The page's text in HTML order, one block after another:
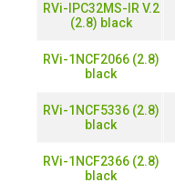
RVi-IPC32MS-IR V.2
(2.8) black
RVi-1NCF2066 (2.8)
black
RVi-1NCF5336 (2.8)
black
RVi-1NCF2366 (2.8)
black